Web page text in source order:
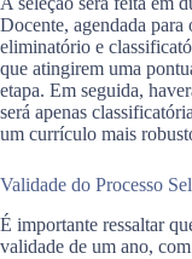
Docente, agendada
eliminatório e
que atingirem uma
etapa. Em seguida,
será apenas
um currículo mais
Validade do Processo
É importante ressaltar
validade de um ano,